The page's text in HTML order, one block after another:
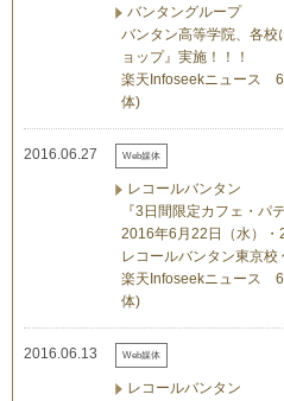
バンタングループ
バンタン高等学院、各校
ョップ』実施！！！
楽天Infoseekニュース
体)
2016.06.27 Web媒体
レコールバンタン
『3日間限定カフェ・パ
2016年6月22日（水）・
レコールバンタン東京校
楽天Infoseekニュース
体)
2016.06.13 Web媒体
レコールバンタン